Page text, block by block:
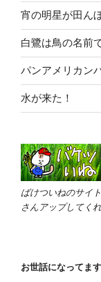
宵の明星が田ん
白鷺は鳥の名前
パンアメリカン
水が来た！
ばけついねのサイ
さんアップしてく
お世話になってます